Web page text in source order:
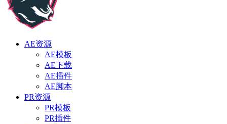
AE资源
AE模板
AE下载
AE插件
AE脚本
PR资源
PR模板
PR插件